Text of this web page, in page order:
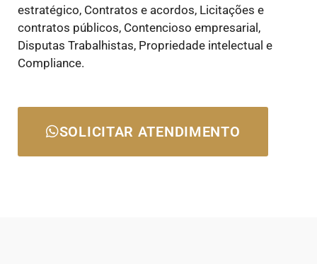
estratégico, Contratos e acordos, Licitações e
contratos públicos, Contencioso empresarial,
Disputas Trabalhistas, Propriedade intelectual e
Compliance.
SOLICITAR ATENDIMENTO